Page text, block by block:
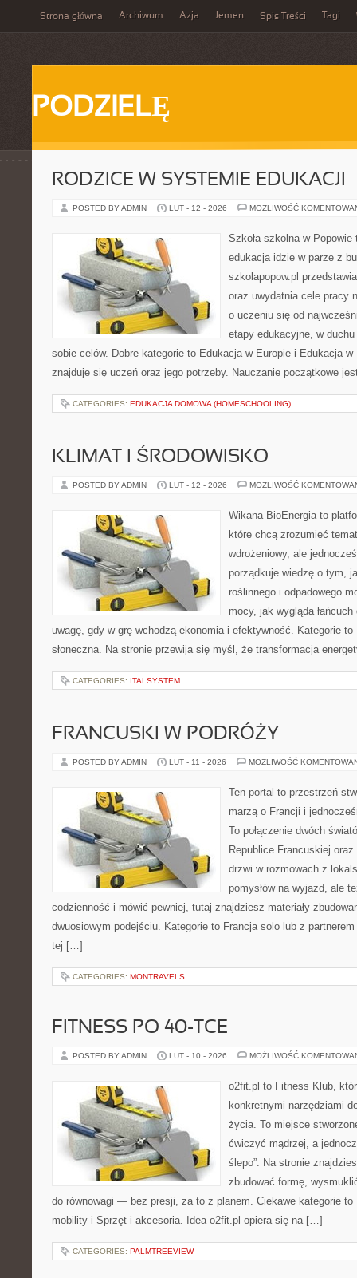
Strona główna Archiwum Azja Jemen Spis Treści Tagi
PODZIELĘ
RODZICE W SYSTEMIE EDUKACJI
POSTED BY ADMIN LUT - 12 - 2026 MOŻLIWOŚĆ
Szkoła szkolna w
edukacja idzie w parze z
szkolapopow.pl
oraz uwydatnia cele pracy
o uczeniu się od
etapy edukacyjne, w
sobie celów. Dobre kategorie to Edukacja w Europie i Edukacja w
znajduje się uczeń oraz jego potrzeby. Nauczanie początkowe
CATEGORIES: EDUKACJA DOMOWA (HOMESCHOOLING)
KLIMAT I ŚRODOWISKO
POSTED BY ADMIN LUT - 12 - 2026 MOŻLIWOŚĆ
Wikana BioEnergia to
które chcą zrozumieć
wdrożeniowy, ale
porządkuje wiedzę o tym,
roślinnego i odpadowego
mocy, jak wygląda
uwagę, gdy w grę wchodzą ekonomia i efektywność. Kategorie to
słoneczna. Na stronie przewija się myśl, że transformacja
CATEGORIES: ITALSYSTEM
FRANCUSKI W PODRÓŻY
POSTED BY ADMIN LUT - 11 - 2026 MOŻLIWOŚĆ
Ten portal to przestrzeń
marzą o Francji i
To połączenie dwóch
Republice Francuskiej
drzwi w rozmowach z
pomysłów na wyjazd, ale
codzienność i mówić pewniej, tutaj znajdziesz materiały
dwuosiowym podejściu. Kategorie to Francja solo lub z
tej […]
CATEGORIES: MONTRAVELS
FITNESS PO 40-TCE
POSTED BY ADMIN LUT - 10 - 2026 MOŻLIWOŚĆ
o2fit.pl to Fitness Klub,
konkretnymi narzędziami
życia. To miejsce
ćwiczyć mądrzej, a
ślepo”. Na stronie
zbudować formę,
do równowagi — bez presji, za to z planem. Ciekawe kategorie to
mobility i Sprzęt i akcesoria. Idea o2fit.pl opiera się na […]
CATEGORIES: PALMTREEVIEW